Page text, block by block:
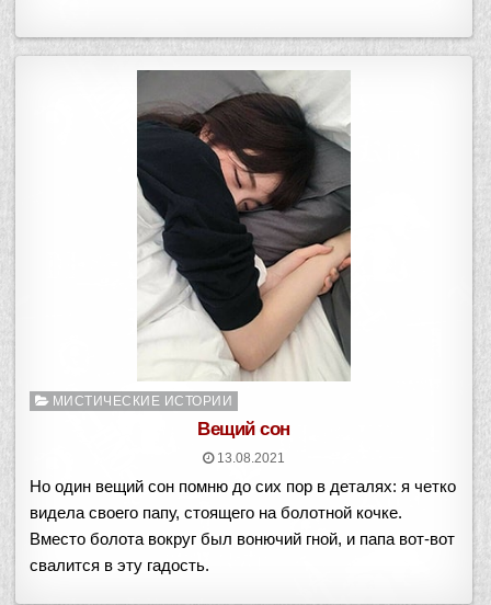
Опубликовано
МИСТИЧЕСКИЕ ИСТОРИИ
Вещий сон
13.08.2021
Но один вещий сон помню до сих пор в деталях: я четко
видела своего папу, стоящего на болотной кочке.
Вместо болота вокруг был вонючий гной, и папа вот-вот
свалится в эту гадость.